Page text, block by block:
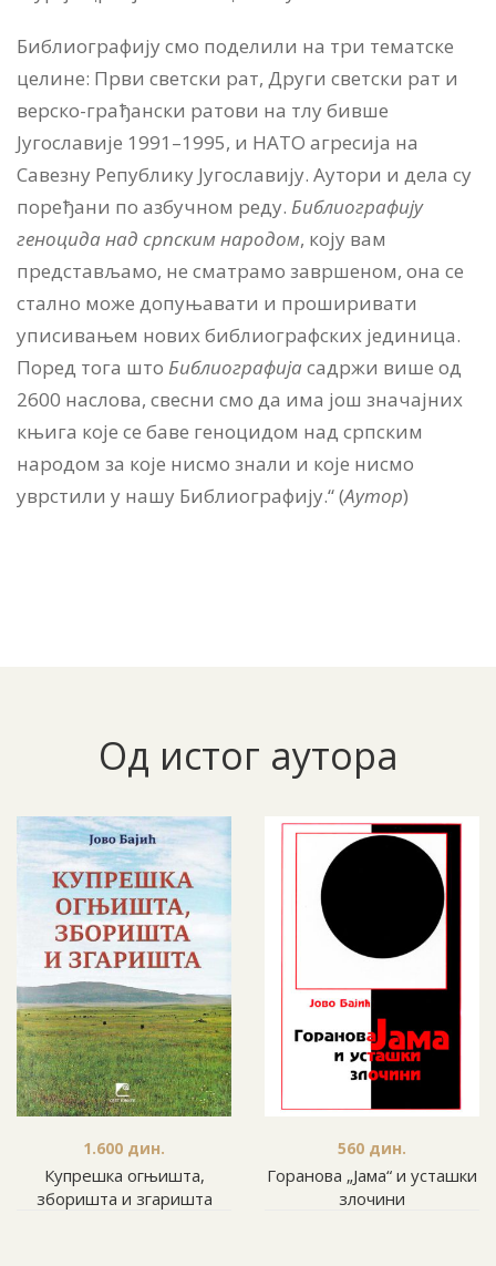
Библиографију смо поделили на три тематске
целине: Први светски рат, Други светски рат и
верско-грађански ратови на тлу бивше
Југославије 1991–1995, и НАТО агресија на
Савезну Републику Југославију. Аутори и дела су
поређани по азбучном реду. Библиографију
геноцида над српским народом, коју вам
представљамо, не сматрамо завршеном, она се
стално може допуњавати и проширивати
уписивањем нових библиографских јединица.
Поред тога што Библиографијасадржи више од
2600 наслова, свесни смо да има још значајних
књига које се баве геноцидом над српским
народом за које нисмо знали и које нисмо
уврстили у нашу Библиографију.“ (Аутор)
Од истог аутора
Купрешка огњишта,
зборишта и згаришта
1.600 дин.
Горанова „Јама“ и усташки
злочини
560 дин.